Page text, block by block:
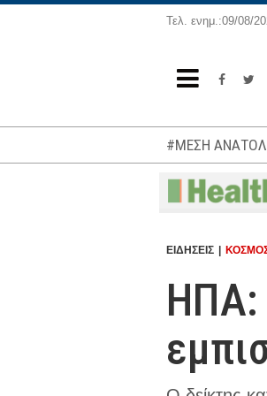
Τελ. ενημ.:09/08/
#ΜΕΣΗ
ΕΙΔΗΣΕΙΣ
ΗΠΑ: